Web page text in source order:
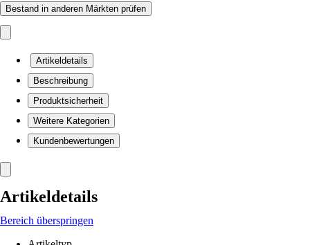
Bestand in anderen Märkten prüfen
Artikeldetails
Beschreibung
Produktsicherheit
Weitere Kategorien
Kundenbewertungen
Artikeldetails
Bereich überspringen